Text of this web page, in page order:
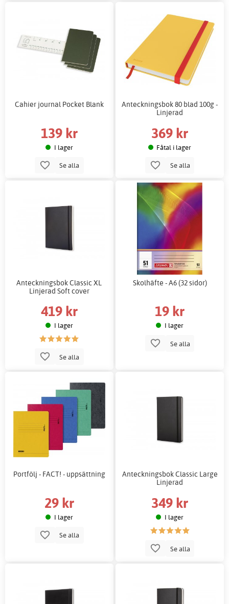
Cahier journal Pocket Blank
139 kr
I lager
Se alla
Anteckningsbok 80 blad 100g -
Linjerad
369 kr
Fåtal i lager
Se alla
Anteckningsbok Classic XL
Linjerad Soft cover
419 kr
I lager
Se alla
Skolhäfte - A6 (32 sidor)
19 kr
I lager
Se alla
Portfölj - FACT! - uppsättning
29 kr
I lager
Se alla
Anteckningsbok Classic Large
Linjerad
349 kr
I lager
Se alla